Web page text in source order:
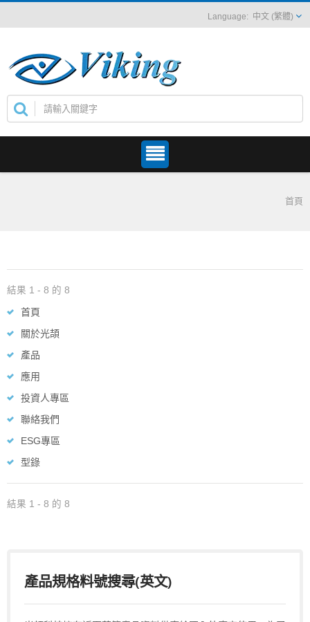
中文 (繁體)
首頁
結果 1 - 8 的 8
首頁
關於光頡
產品
應用
投資人專區
聯絡我們
ESG專區
型錄
結果 1 - 8 的 8
產品規格料號搜尋(英文)